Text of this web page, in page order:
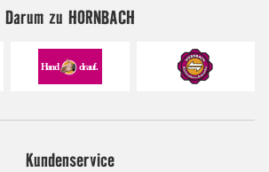
Darum zu HORNBACH
Kundenservice